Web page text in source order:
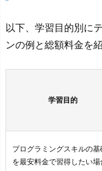
以下、学習目的別に
ンの例と総額料金を
学習目的
プログラミングスキルの基
を最安料金で習得したい場